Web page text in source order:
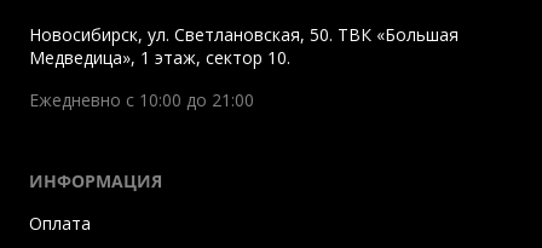
Новосибирск, ул. Светлановская, 50. ТВК «Большая
Медведица», 1 этаж, сектор 10.
Ежедневно с 10:00 до 21:00
ИНФОРМАЦИЯ
Оплата